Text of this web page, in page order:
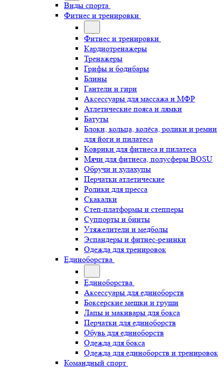
Виды спорта
Фитнес и тренировки
Фитнес и тренировки
Кардиотренажеры
Тренажеры
Грифы и бодибары
Блины
Гантели и гири
Аксессуары для массажа и МФР
Атлетические пояса и лямки
Батуты
Блоки, кольца, колёса, ролики и ремни
для йоги и пилатеса
Коврики для фитнеса и пилатеса
Мячи для фитнеса, полусферы BOSU
Обручи и хулахупы
Перчатки атлетические
Ролики для пресса
Скакалки
Степ-платформы и степперы
Суппорты и бинты
Утяжелители и медболы
Эспандеры и фитнес-резинки
Одежда для тренировок
Единоборства
Единоборства
Аксессуары для единоборств
Боксерские мешки и груши
Лапы и макивары для бокса
Перчатки для единоборств
Обувь для единоборств
Одежда для бокса
Одежда для единоборств и тренировок
Командный спорт